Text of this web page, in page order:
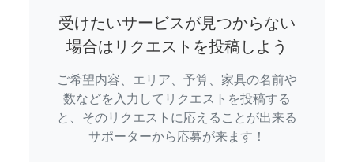
受けたいサービスが見つからない
場合はリクエストを投稿しよう
ご希望内容、エリア、予算、家具の名前や
数などを入力してリクエストを投稿する
と、そのリクエストに応えることが出来る
サポーターから応募が来ます！